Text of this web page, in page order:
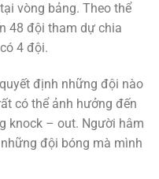
vòng bảng. Theo thể
48 đội tham dự chia
4 đội.
định những đội nào
có thể ảnh hưởng đến
knock – out. Người hâm
đội bóng mà mình